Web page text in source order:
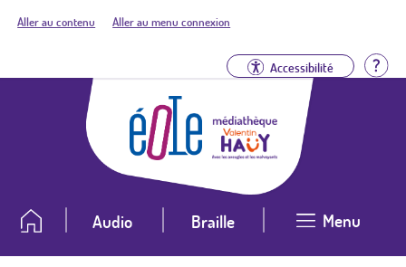
Aller au contenu Aller au menu connexion
Accessibilité
Audio Braille Menu